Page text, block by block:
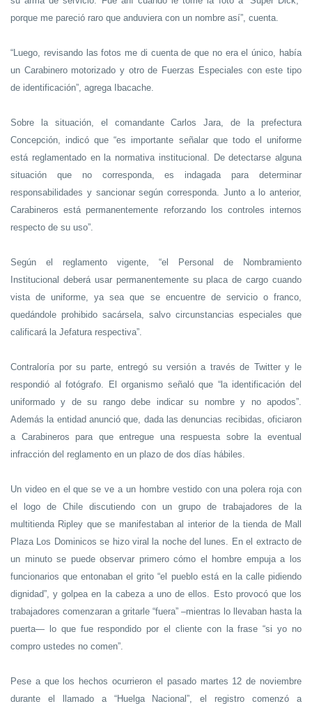
porque me pareció raro que anduviera con un nombre así”, cuenta.
“Luego, revisando las fotos me di cuenta de que no era el único, había
un Carabinero motorizado y otro de Fuerzas Especiales con este tipo
de identificación”, agrega Ibacache.
Sobre la situación, el comandante Carlos Jara, de la prefectura
Concepción, indicó que “es importante señalar que todo el uniforme
está reglamentado en la normativa institucional. De detectarse alguna
situación que no corresponda, es indagada para determinar
responsabilidades y sancionar según corresponda. Junto a lo anterior,
Carabineros está permanentemente reforzando los controles internos
respecto de su uso”.
Según el reglamento vigente, “el Personal de Nombramiento
Institucional deberá usar permanentemente su placa de cargo cuando
vista de uniforme, ya sea que se encuentre de servicio o franco,
quedándole prohibido sacársela, salvo circunstancias especiales que
calificará la Jefatura respectiva”.
Contraloría por su parte, entregó su versión a través de Twitter y le
respondió al fotógrafo. El organismo señaló que “la identificación del
uniformado y de su rango debe indicar su nombre y no apodos”.
Además la entidad anunció que, dada las denuncias recibidas, oficiaron
a Carabineros para que entregue una respuesta sobre la eventual
infracción del reglamento en un plazo de dos días hábiles.
Un video en el que se ve a un hombre vestido con una polera roja con
el logo de Chile discutiendo con un grupo de trabajadores de la
multitienda Ripley que se manifestaban al interior de la tienda de Mall
Plaza Los Dominicos se hizo viral la noche del lunes. En el extracto de
un minuto se puede observar primero cómo el hombre empuja a los
funcionarios que entonaban el grito “el pueblo está en la calle pidiendo
dignidad”, y golpea en la cabeza a uno de ellos. Esto provocó que los
trabajadores comenzaran a gritarle “fuera” –mientras lo llevaban hasta la
puerta— lo que fue respondido por el cliente con la frase “si yo no
compro ustedes no comen”.
Pese a que los hechos ocurrieron el pasado martes 12 de noviembre
durante el llamado a “Huelga Nacional”, el registro comenzó a